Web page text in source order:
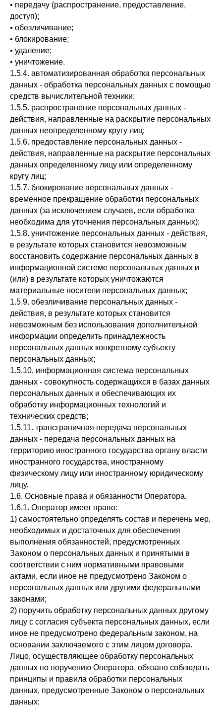
• передачу (распространение, предоставление,
доступ);
• обезличивание;
• блокирование;
• удаление;
• уничтожение.
1.5.4. автоматизированная обработка персональных
данных - обработка персональных данных с помощью
средств вычислительной техники;
1.5.5. распространение персональных данных -
действия, направленные на раскрытие персональных
данных неопределенному кругу лиц;
1.5.6. предоставление персональных данных -
действия, направленные на раскрытие персональных
данных определенному лицу или определенному
кругу лиц;
1.5.7. блокирование персональных данных -
временное прекращение обработки персональных
данных (за исключением случаев, если обработка
необходима для уточнения персональных данных);
1.5.8. уничтожение персональных данных - действия,
в результате которых становится невозможным
восстановить содержание персональных данных в
информационной системе персональных данных и
(или) в результате которых уничтожаются
материальные носители персональных данных;
1.5.9. обезличивание персональных данных -
действия, в результате которых становится
невозможным без использования дополнительной
информации определить принадлежность
персональных данных конкретному субъекту
персональных данных;
1.5.10. информационная система персональных
данных - совокупность содержащихся в базах данных
персональных данных и обеспечивающих их
обработку информационных технологий и
технических средств;
1.5.11. трансграничная передача персональных
данных - передача персональных данных на
территорию иностранного государства органу власти
иностранного государства, иностранному
физическому лицу или иностранному юридическому
лицу.
1.6. Основные права и обязанности Оператора.
1.6.1. Оператор имеет право:
1) самостоятельно определять состав и перечень мер,
необходимых и достаточных для обеспечения
выполнения обязанностей, предусмотренных
Законом о персональных данных и принятыми в
соответствии с ним нормативными правовыми
актами, если иное не предусмотрено Законом о
персональных данных или другими федеральными
законами;
2) поручить обработку персональных данных другому
лицу с согласия субъекта персональных данных, если
иное не предусмотрено федеральным законом, на
основании заключаемого с этим лицом договора.
Лицо, осуществляющее обработку персональных
данных по поручению Оператора, обязано соблюдать
принципы и правила обработки персональных
данных, предусмотренные Законом о персональных
данных;